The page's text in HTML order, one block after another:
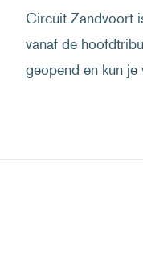
Circuit Zandvoort
vanaf de
geopend en kun